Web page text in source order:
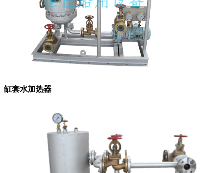
缸套水加热器